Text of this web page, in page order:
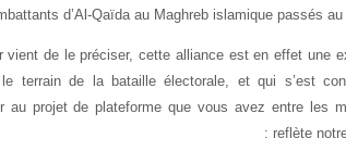
d’Al-Qaïda au Maghreb islamique passés
de le préciser, cette alliance est en effet une
terrain de la bataille électorale, et qui s’est
projet de plateforme que vous avez entre les
reflète